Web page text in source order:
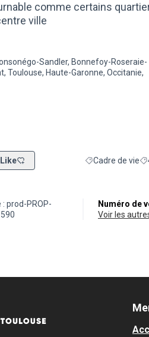
comme certains
ville
Sandler, Bonnefoy-Roseraie-
Toulouse, Haute-Garonne, Occitanie,
Like Filtrer les
Cadre de vie
prod-PROP-
Numéro de
voir les